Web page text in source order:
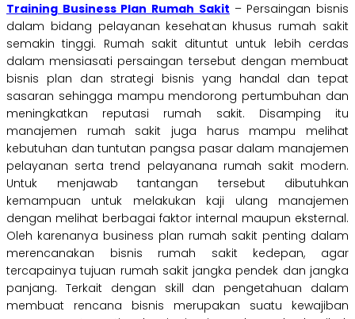
Training Business Plan Rumah Sakit – Persaingan bisnis
dalam bidang pelayanan kesehatan khusus rumah sakit
semakin tinggi. Rumah sakit dituntut untuk lebih cerdas
dalam mensiasati persaingan tersebut dengan membuat
bisnis plan dan strategi bisnis yang handal dan tepat
sasaran sehingga mampu mendorong pertumbuhan dan
meningkatkan reputasi rumah sakit. Disamping itu
manajemen rumah sakit juga harus mampu melihat
kebutuhan dan tuntutan pangsa pasar dalam manajemen
pelayanan serta trend pelayanana rumah sakit modern.
Untuk menjawab tantangan tersebut dibutuhkan
kemampuan untuk melakukan kaji ulang manajemen
dengan melihat berbagai faktor internal maupun eksternal.
Oleh karenanya business plan rumah sakit penting dalam
merencanakan bisnis rumah sakit kedepan, agar
tercapainya tujuan rumah sakit jangka pendek dan jangka
panjang. Terkait dengan skill dan pengetahuan dalam
membuat rencana bisnis merupakan suatu kewajiban